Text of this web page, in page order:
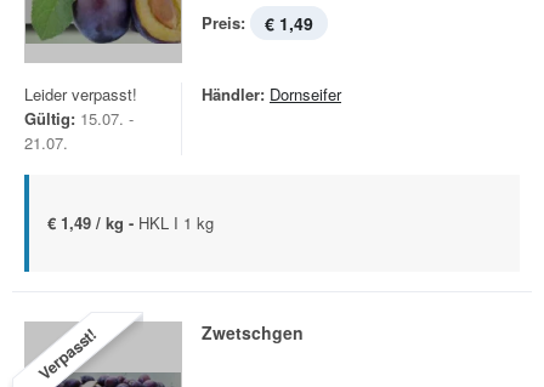
Preis: € 1,49
Leider verpasst!
Gültig: 15.07. -
21.07.
Händler: Dornseifer
€ 1,49 / kg - HKL I 1 kg
Verpasst! Zwetschgen